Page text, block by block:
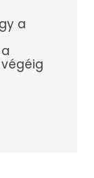
a